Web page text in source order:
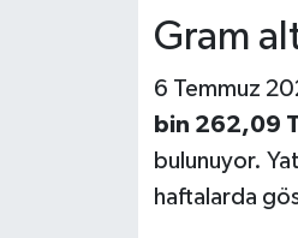
Gram
6 Temmuz
bin 262,09
bulunuyor.
haftalarda